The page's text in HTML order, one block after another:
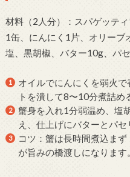
材料（2人分）：スパゲッテ
1缶、にんにく1片、オリーブ
塩、黒胡椒、バター10g、パセ
オイルでにんにくを弱火
トを潰して8〜10分煮詰め
蟹身を入れ1分弱温め、塩
え、仕上げにバターとパセ
コツ：蟹は長時間煮込ま
が旨みの橋渡しになります